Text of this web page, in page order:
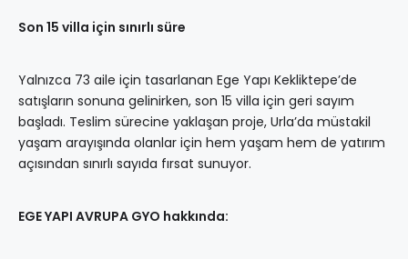
Son 15 villa için sınırlı süre
Yalnızca 73 aile için tasarlanan Ege Yapı Kekliktepe’de
satışların sonuna gelinirken, son 15 villa için geri sayım
başladı. Teslim sürecine yaklaşan proje, Urla’da müstakil
yaşam arayışında olanlar için hem yaşam hem de yatırım
açısından sınırlı sayıda fırsat sunuyor.
EGE YAPI AVRUPA GYO hakkında: